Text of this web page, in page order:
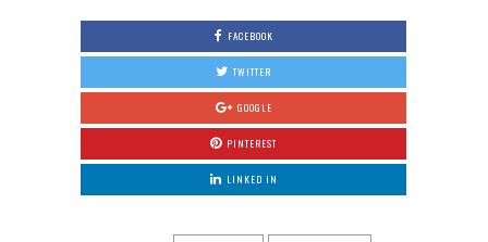
FACEBOOK
TWITTER
GOOGLE
PINTEREST
LINKED IN